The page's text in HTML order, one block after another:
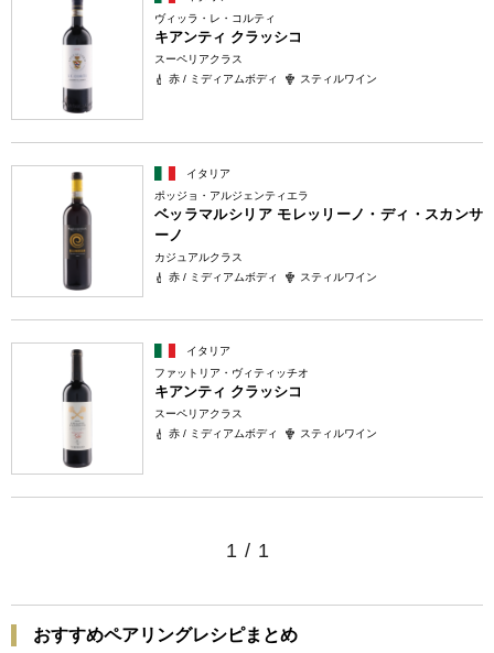
ヴィッラ・レ・コルティ
キアンティ クラッシコ
スーペリアクラス
赤 / ミディアムボディ
スティルワイン
イタリア
ポッジョ・アルジェンティエラ
ベッラマルシリア モレッリーノ・ディ・スカンサ
ーノ
カジュアルクラス
赤 / ミディアムボディ
スティルワイン
イタリア
ファットリア・ヴィティッチオ
キアンティ クラッシコ
スーペリアクラス
赤 / ミディアムボディ
スティルワイン
1 / 1
おすすめペアリングレシピまとめ